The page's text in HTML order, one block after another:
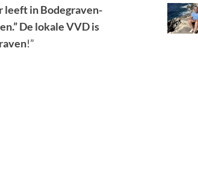
leeft in Bodegraven-
De lokale VVD is
!”